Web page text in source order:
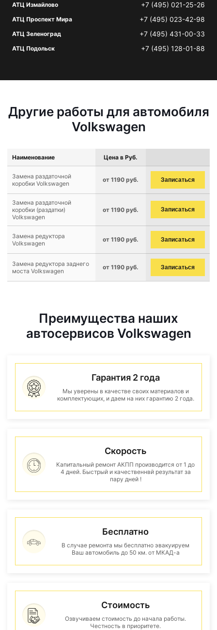
АТЦ Измайлово +7 (495) 021-25-26
АТЦ Проспект Мира +7 (495) 023-42-98
АТЦ Зеленоград +7 (495) 431-00-33
АТЦ Подольск +7 (495) 128-01-88
Другие работы для автомобиля
Volkswagen
Наименование Цена в Руб.
Замена раздаточной
коробки Volkswagen
от 1190 руб. Записаться
Замена раздаточной
коробки (раздатки)
Volkswagen
от 1190 руб. Записаться
Замена редуктора
Volkswagen
от 1190 руб. Записаться
Замена редуктора заднего
моста Volkswagen
от 1190 руб. Записаться
Преимущества наших
автосервисов Volkswagen
Гарантия 2 года
Мы уверены в качестве своих материалов и
комплектующих, и даем на них гарантию 2 года.
Скорость
Капитальный ремонт АКПП производится от 1 до
4 дней. Быстрый и качественнвй результат за
пару дней !
Бесплатно
В случае ремонта мы бесплатно эвакуируем
Ваш автомобиль до 50 км. от МКАД-а
Стоимость
Озвучиваем стоимость до начала работы.
Честность в приоритете.